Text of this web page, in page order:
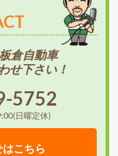
倉自動車
せ下さい！
5752
日曜定休)
こちら